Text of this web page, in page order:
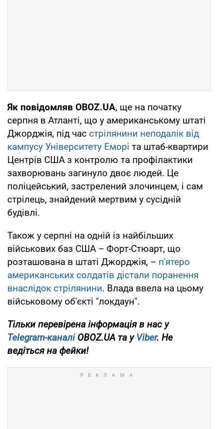
Як повідомляв OBOZ.UA, ще на початку
серпня в Атланті, що у американському штаті
Джорджія, під час стрілянини неподалік від
кампусу Університету Еморі та штаб-квартири
Центрів США з контролю та профілактики
захворювань загинуло двоє людей. Це
поліцейський, застрелений злочинцем, і сам
стрілець, знайдений мертвим у сусідній
будівлі.
Також у серпні на одній із найбільших
військових баз США – Форт-Стюарт, що
розташована в штаті Джорджія, – п'ятеро
американських солдатів дістали поранення
внаслідок стрілянини. Влада ввела на цьому
військовому об'єкті "локдаун".
Тільки перевірена інформація в нас у
Telegram-каналіOBOZ.UA та уViber. Не
ведіться на фейки!